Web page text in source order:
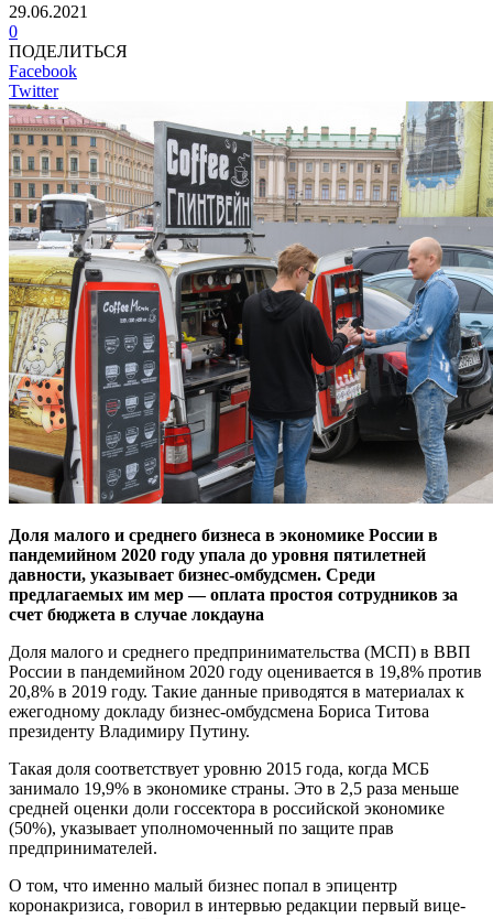
29.06.2021
0
ПОДЕЛИТЬСЯ
Facebook
Twitter
Доля малого и среднего бизнеса в экономике России в
пандемийном 2020 году упала до уровня пятилетней
давности, указывает бизнес-омбудсмен. Среди
предлагаемых им мер — оплата простоя сотрудников за
счет бюджета в случае локдауна
Доля малого и среднего предпринимательства (МСП) в ВВП
России в пандемийном 2020 году оценивается в 19,8% против
20,8% в 2019 году. Такие данные приводятся в материалах к
ежегодному докладу бизнес-омбудсмена Бориса Титова
президенту Владимиру Путину.
Такая доля соответствует уровню 2015 года, когда МСБ
занимало 19,9% в экономике страны. Это в 2,5 раза меньше
средней оценки доли госсектора в российской экономике
(50%), указывает уполномоченный по защите прав
предпринимателей.
О том, что именно малый бизнес попал в эпицентр
коронакризиса, говорил в интервью редакции первый вице-